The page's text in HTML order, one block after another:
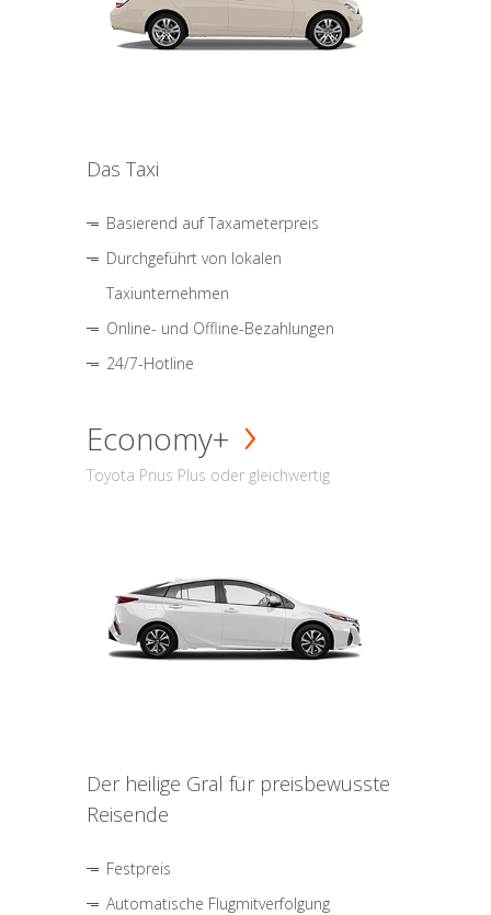
Das Taxi
Basierend auf Taxameterpreis
Durchgeführt von lokalen
Taxiunternehmen
Online- und Offline-Bezahlungen
24/7-Hotline
Economy+
Toyota Prius Plus oder gleichwertig
Der heilige Gral für preisbewusste
Reisende
Festpreis
Automatische Flugmitverfolgung